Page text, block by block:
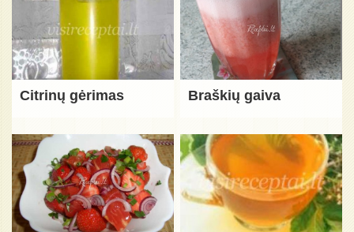
Citrinų gėrimas Braškių gaiva